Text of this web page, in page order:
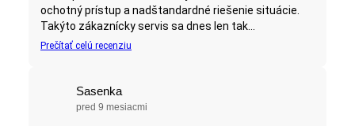
ochotný prístup a nadštandardné riešenie situácie.
Takýto zákaznícky servis sa dnes len tak...
Prečítať celú recenziu
Sasenka
pred 9 mesiacmi